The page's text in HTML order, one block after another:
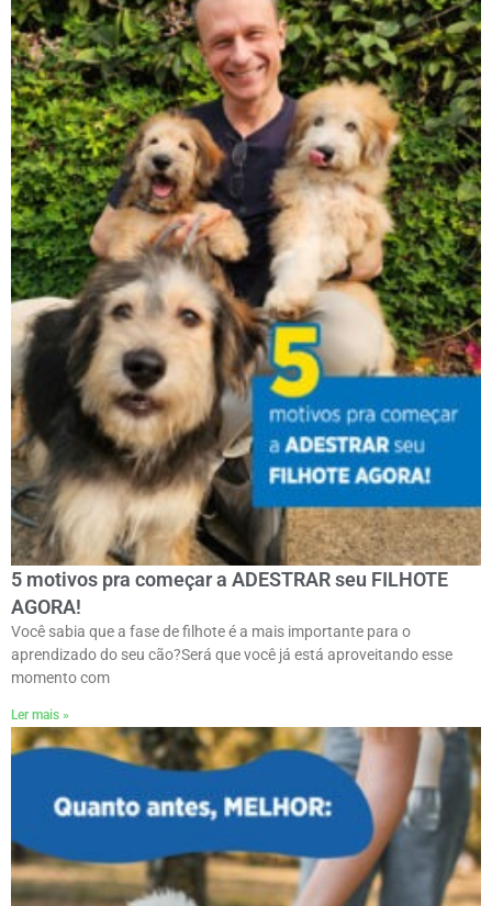
5 motivos pra começar a ADESTRAR seu FILHOTE
AGORA!
Você sabia que a fase de filhote é a mais importante para o
aprendizado do seu cão?Será que você já está aproveitando esse
momento com
Ler mais »